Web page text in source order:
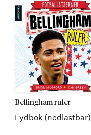
Bellingham ruler
Lydbok (nedlastbar)